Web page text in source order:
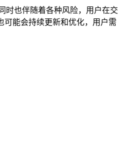
时也伴随着各种风险，用户在交
可能会持续更新和优化，用户需